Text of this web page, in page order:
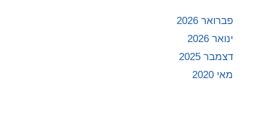
פברואר 2026
ינואר 2026
דצמבר 2025
מאי 2020